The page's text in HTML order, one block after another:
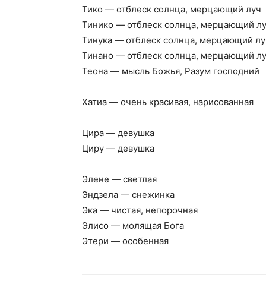
Тико — отблеск солнца, мерцающий луч
Тинико — отблеск солнца, мерцающий
Тинука — отблеск солнца, мерцающий
Тинано — отблеск солнца, мерцающий
Теона — мысль Божья, Разум господний
Хатиа — очень красивая, нарисованная
Цира — девушка
Циру — девушка
Элене — светлая
Эндзела — снежинка
Эка — чистая, непорочная
Элисо — молящая Бога
Этери — особенная